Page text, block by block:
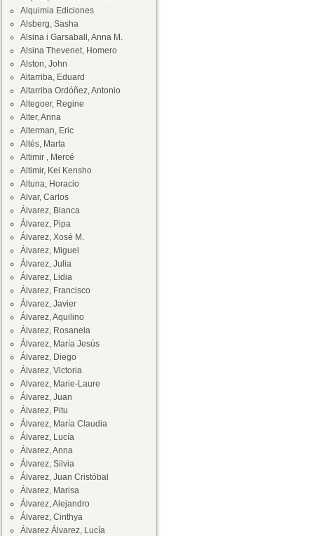
Alquimia Ediciones
Alsberg, Sasha
Alsina i Garsaball, Anna M.
Alsina Thevenet, Homero
Alston, John
Altarriba, Eduard
Altarriba Ordóñez, Antonio
Altegoer, Regine
Alter, Anna
Alterman, Eric
Altés, Marta
Altimir , Mercé
Altimir, Kei Kensho
Altuna, Horacio
Alvar, Carlos
Álvarez, Blanca
Álvarez, Pipa
Álvarez, Xosé M.
Álvarez, Miguel
Álvarez, Julia
Álvarez, Lidia
Álvarez, Francisco
Álvarez, Javier
Álvarez, Aquilino
Álvarez, Rosanela
Álvarez, María Jesús
Álvarez, Diego
Álvarez, Victoria
Alvarez, Marie-Laure
Álvarez, Juan
Álvarez, Pitu
Álvarez, María Claudia
Álvarez, Lucía
Álvarez, Anna
Álvarez, Silvia
Álvarez, Juan Cristóbal
Álvarez, Marisa
Álvarez, Alejandro
Álvarez, Cinthya
Álvarez Álvarez, Lucía